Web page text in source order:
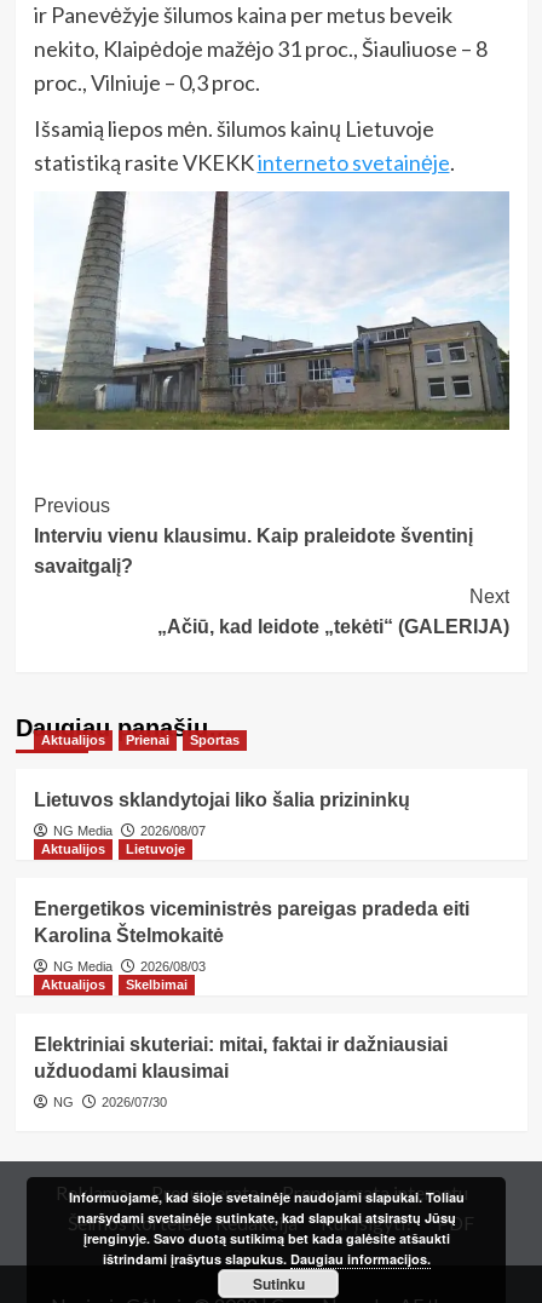
ir Panevėžyje šilumos kaina per metus beveik
nekito, Klaipėdoje mažėjo 31 proc., Šiauliuose – 8
proc., Vilniuje – 0,3 proc.
Išsamią liepos mėn. šilumos kainų Lietuvoje
statistiką rasite VKEKKinterneto svetainėje.
Post
Navigation
Previous
Interviu vienu klausimu. Kaip praleidote šventinį
savaitgalį?
Next
„Ačiū, kad leidote „tekėti“ (GALERIJA)
Daugiau panašių…
Aktualijos Prienai Sportas
Lietuvos sklandytojai liko šalia prizininkų
NG Media
2026/08/07
Aktualijos
Lietuvoje
Energetikos viceministrės pareigas pradeda eiti
Karolina Štelmokaitė
NG Media
2026/08/03
Aktualijos
Skelbimai
Elektriniai skuteriai: mitai, faktai ir dažniausiai
užduodami klausimai
NG 2026/07/30
Reklama Prenumerata
Prenumerata internetu
Šeimos kortelė
Redakcija Kur įsigyti? PDF
Informuojame, kad šioje svetainėje naudojami slapukai. Toliau
naršydami svetainėje sutinkate, kad slapukai atsirastų Jūsų
įrenginyje. Savo duotą sutikimą bet kada galėsite atšaukti
ištrindami įrašytus slapukus. Daugiau informacijos.
Sutinku